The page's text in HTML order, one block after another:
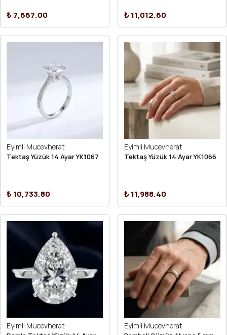
₺ 7,667.00 ₺ 11,012.60
Eyimli Mucevherat
Tektaş Yüzük 14 Ayar YK1067
₺ 10,733.80
Eyimli Mucevherat
Tektaş Yüzük 14 Ayar YK1066
₺ 11,988.40
Eyimli Mucevherat Eyimli Mucevherat